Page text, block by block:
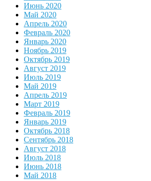
Июнь 2020
Май 2020
Апрель 2020
Февраль 2020
Январь 2020
Ноябрь 2019
Октябрь 2019
Август 2019
Июль 2019
Май 2019
Апрель 2019
Март 2019
Февраль 2019
Январь 2019
Октябрь 2018
Сентябрь 2018
Август 2018
Июль 2018
Июнь 2018
Май 2018